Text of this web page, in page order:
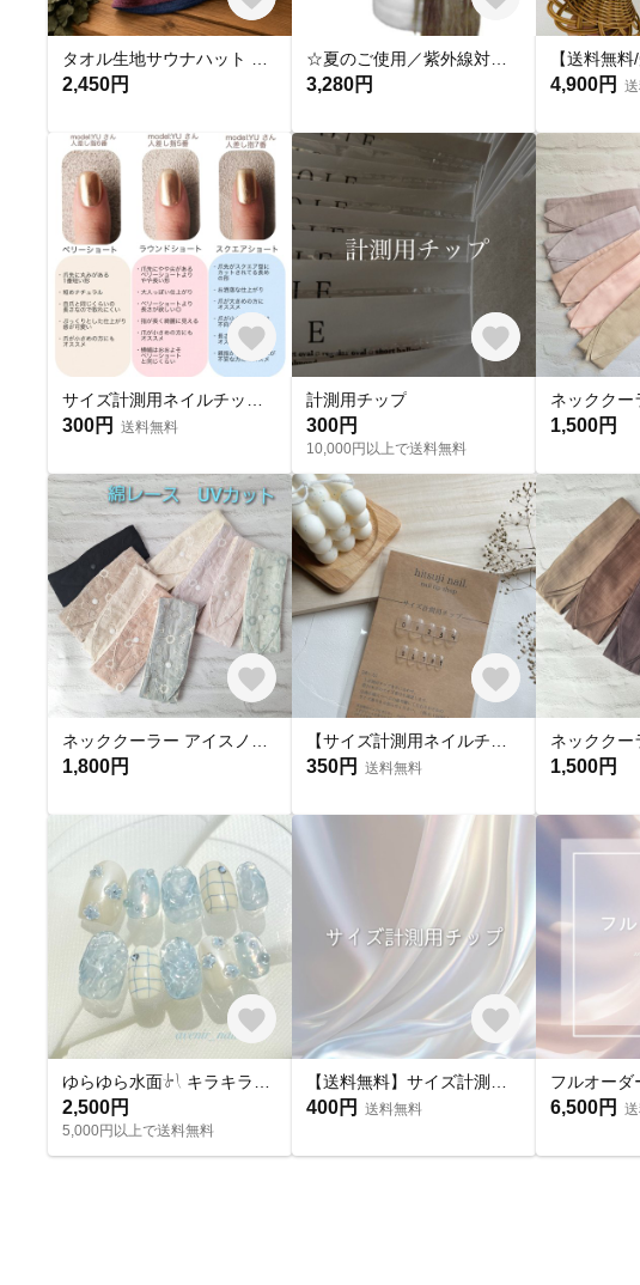
2,450円 3,280円 4,900円
300円 送料無料
計測用チップ
300円
10,000円以上で送料無料
1,500円
1,800円 350円 送料無料 1,500円
2,500円
5,000円以上で送料無料
400円 送料無料 6,500円